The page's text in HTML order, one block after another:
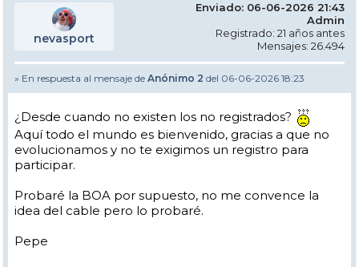
nevasport
Enviado: 06-06-2026 21:43
Admin
Registrado: 21 años antes
Mensajes: 26.494
» En respuesta al mensaje de Anónimo 2 del 06-06-2026 18:23
¿Desde cuando no existen los no registrados?
Aquí todo el mundo es bienvenido, gracias a que no
evolucionamos y no te exigimos un registro para
participar.
Probaré la BOA por supuesto, no me convence la
idea del cable pero lo probaré.
Pepe